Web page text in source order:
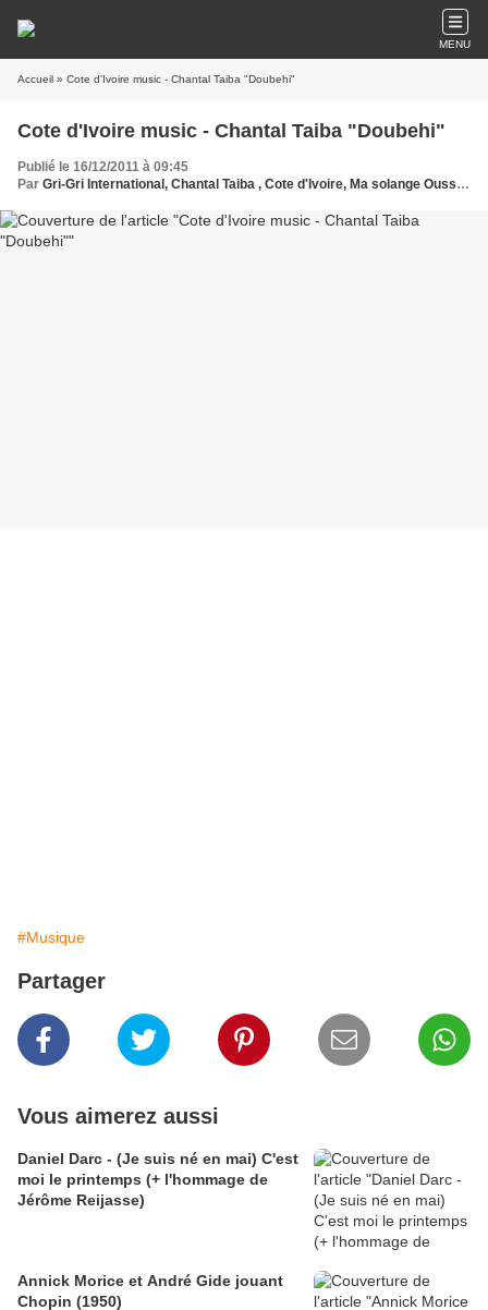
MENU
Accueil » Cote d'Ivoire music - Chantal Taiba "Doubehi"
Cote d'Ivoire music - Chantal Taiba "Doubehi"
Publié le 16/12/2011 à 09:45
Par Gri-Gri International, Chantal Taiba , Cote d'Ivoire, Ma solange Oussou
#Musique
Partager
Vous aimerez aussi
Daniel Darc - (Je suis né en mai) C'est
moi le printemps (+ l'hommage de
Jérôme Reijasse)
Annick Morice et André Gide jouant
Chopin (1950)